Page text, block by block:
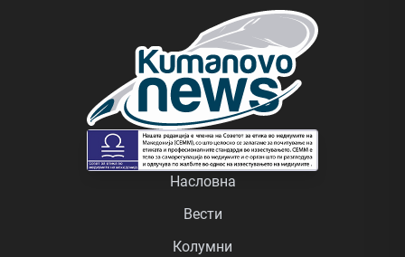
Насловна
Вести
Колумни